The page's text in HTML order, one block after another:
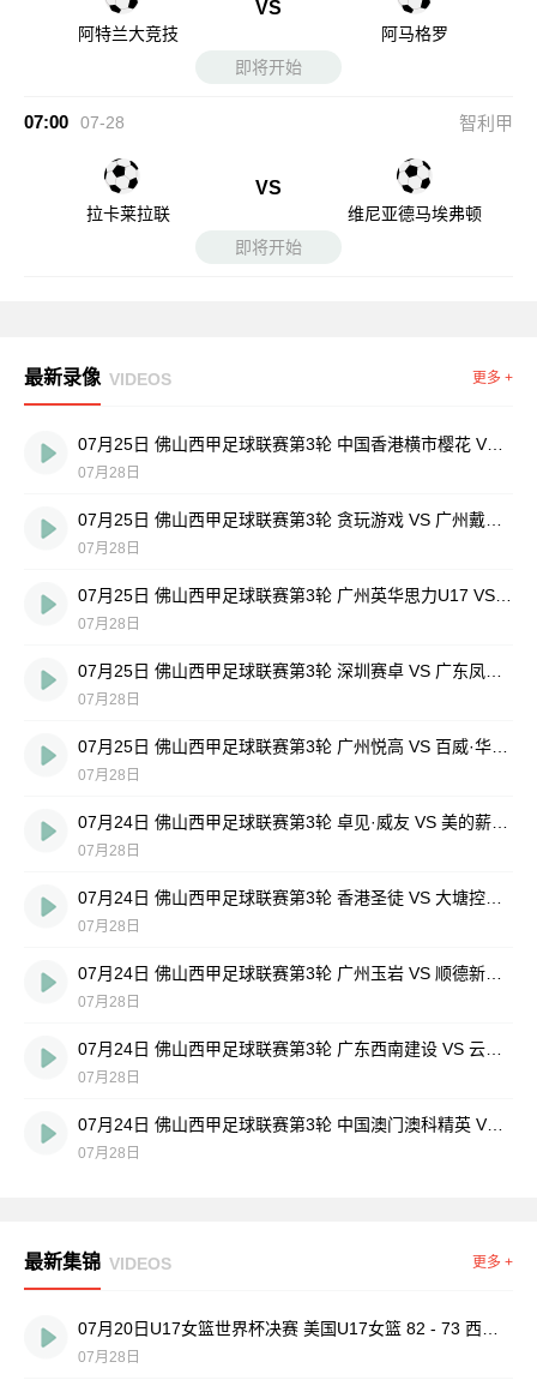
阿特兰大竞技
VS
阿马格罗
即将开始
07:00 07-28 智利甲
拉卡莱拉联
VS
维尼亚德马埃弗顿
即将开始
最新录像 VIDEOS 更多 +
07月25日 佛山西甲足球联赛第3轮 中国香港横市樱花 VS 吉图省实青年 全场录像
07月28日
07月28日
07月28日
07月28日
07月28日
07月28日
07月28日
07月28日
07月28日
07月24日 佛山西甲足球联赛第3轮 中国澳门澳科精英 VS 藝品高國際 全场录像
07月28日
最新集锦 VIDEOS 更多 +
07月28日